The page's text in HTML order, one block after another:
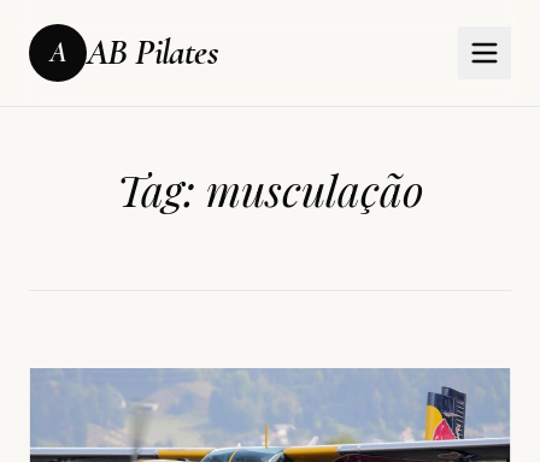
A AB Pilates
Tag: musculação